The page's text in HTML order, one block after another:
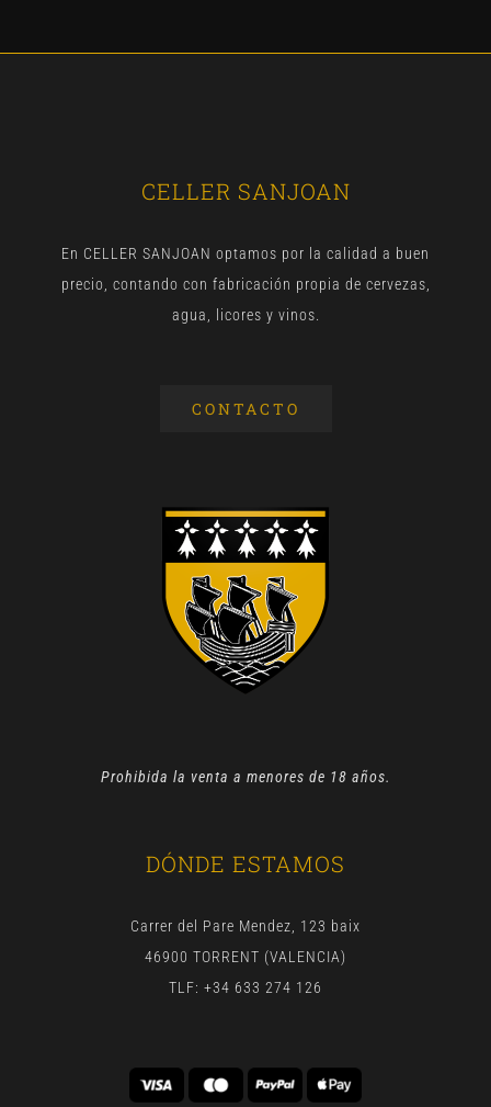
CELLER SANJOAN
En CELLER SANJOAN optamos por la calidad a buen
precio, contando con fabricación propia de cervezas,
agua, licores y vinos.
CONTACTO
Prohibida la venta a menores de 18 años.
DÓNDE ESTAMOS
Carrer del Pare Mendez, 123 baix
46900 TORRENT (VALENCIA)
TLF: +34 633 274 126